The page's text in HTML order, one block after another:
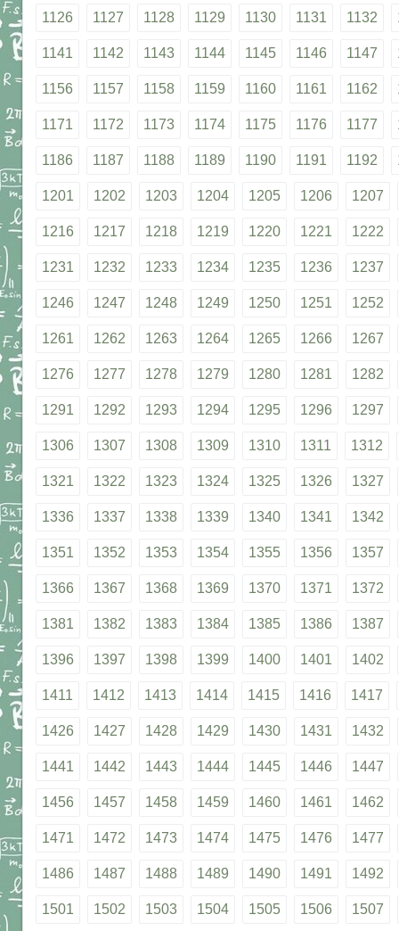
1126 1127 1128 1129 1130 1131 1132
1141 1142 1143 1144 1145 1146 1147
1156 1157 1158 1159 1160 1161 1162
1171 1172 1173 1174 1175 1176 1177
1186 1187 1188 1189 1190 1191 1192
1201 1202 1203 1204 1205 1206 1207
1216 1217 1218 1219 1220 1221 1222
1231 1232 1233 1234 1235 1236 1237
1246 1247 1248 1249 1250 1251 1252
1261 1262 1263 1264 1265 1266 1267
1276 1277 1278 1279 1280 1281 1282
1291 1292 1293 1294 1295 1296 1297
1306 1307 1308 1309 1310 1311 1312
1321 1322 1323 1324 1325 1326 1327
1336 1337 1338 1339 1340 1341 1342
1351 1352 1353 1354 1355 1356 1357
1366 1367 1368 1369 1370 1371 1372
1381 1382 1383 1384 1385 1386 1387
1396 1397 1398 1399 1400 1401 1402
1411 1412 1413 1414 1415 1416 1417
1426 1427 1428 1429 1430 1431 1432
1441 1442 1443 1444 1445 1446 1447
1456 1457 1458 1459 1460 1461 1462
1471 1472 1473 1474 1475 1476 1477
1486 1487 1488 1489 1490 1491 1492
1501 1502 1503 1504 1505 1506 1507